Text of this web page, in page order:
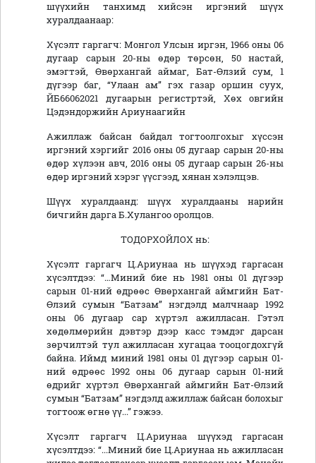
шүүхийн танхимд хийсэн иргэний шүүх
хуралдаанаар:
Хүсэлт гаргагч: Монгол Улсын иргэн, 1966 оны 06
дугаар сарын 20-ны өдөр төрсөн, 50 настай,
эмэгтэй, Өвөрхангай аймаг, Бат-Өлзий сум, 1
дүгээр баг, “Улаан ам” гэх газар оршин суух,
ЙБ66062021 дугаарын регистртэй, Хөх овгийн
Цэдэндоржийн Ариунаагийн
Ажиллаж байсан байдал тогтоолгохыг хүссэн
иргэний хэргийг 2016 оны 05 дугаар сарын 20-ны
өдөр хүлээн авч, 2016 оны 05 дугаар сарын 26-ны
өдөр иргэний хэрэг үүсгээд, хянан хэлэлцэв.
Шүүх хуралдаанд: шүүх хуралдааны нарийн
бичгийн дарга Б.Хулангоо оролцов.
ТОДОРХОЙЛОХ нь:
Хүсэлт гаргагч Ц.Ариунаа нь шүүхэд гаргасан
хүсэлтдээ: “…Миний бие нь 1981 оны 01 дүгээр
сарын 01-ний өдрөөс Өвөрхангай аймгийн Бат-
Өлзий сумын “Батзам” нэгдэлд малчнаар 1992
оны 06 дугаар сар хүртэл ажилласан. Гэтэл
хөдөлмөрийн дэвтэр дээр касс тэмдэг дарсан
зөрчилтэй тул ажилласан хугацаа тооцогдохгүй
байна. Иймд миний 1981 оны 01 дүгээр сарын 01-
ний өдрөөс 1992 оны 06 дугаар сарын 01-ний
өдрийг хүртэл Өвөрхангай аймгийн Бат-Өлзий
сумын “Батзам” нэгдэлд ажиллаж байсан болохыг
тогтоож өгнө үү...” гэжээ.
Хүсэлт гаргагч Ц.Ариунаа шүүхэд гаргасан
хүсэлтдээ: “...Миний бие Ц.Ариунаа нь ажилласан